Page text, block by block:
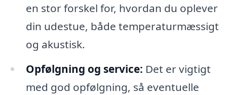
en stor forskel for, hvordan du oplever
din udestue, både temperaturmæssigt
og akustisk.
Opfølgning og service: Det er vigtigt
med god opfølgning, så eventuelle